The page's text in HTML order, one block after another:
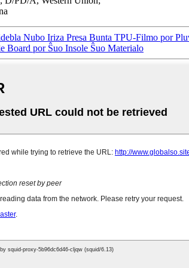
Nubo Iriza Presa Bunta TPU-Filmo por
Board por Ŝuo Insole Ŝuo Materialo